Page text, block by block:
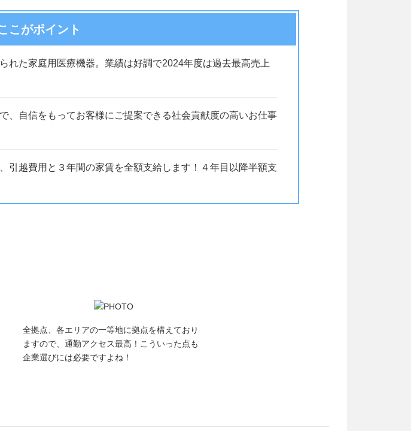
こがポイント
れた家庭用医療機器。業績は好調で2024年度は過去最高売上
、自信をもってお客様にご提案できる社会貢献度の高いお仕事
引越費用と３年間の家賃を全額支給します！４年目以降半額支
全拠点、各エリアの一等地に拠点を構えており
ますので、通勤アクセス最高！こういった点も
企業選びには必要ですよね！